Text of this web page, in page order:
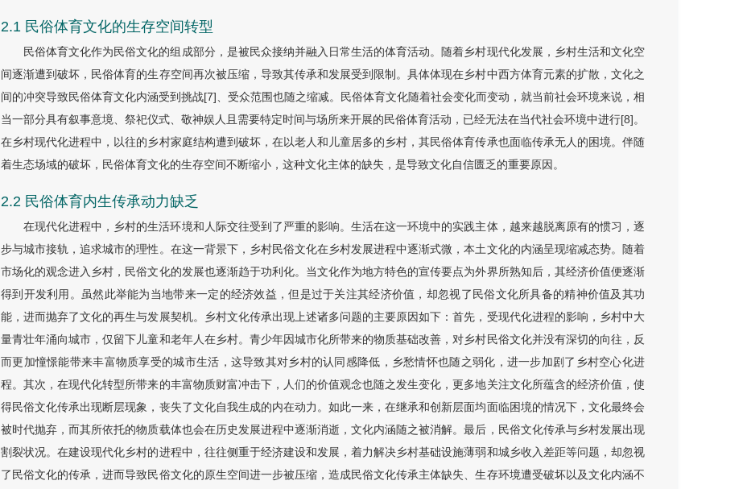
2.1 民俗体育文化的生存空间转型
民俗体育文化作为民俗文化的组成部分，是被民众接纳并融入日常生活的体育活动。随着乡村现代化发展，乡村生活和文化空
间逐渐遭到破坏，民俗体育的生存空间再次被压缩，导致其传承和发展受到限制。具体体现在乡村中西方体育元素的扩散，文化之
间的冲突导致民俗体育文化内涵受到挑战[7]、受众范围也随之缩减。民俗体育文化随着社会变化而变动，就当前社会环境来说，相
当一部分具有叙事意境、祭祀仪式、敬神娱人且需要特定时间与场所来开展的民俗体育活动，已经无法在当代社会环境中进行[8]。
在乡村现代化进程中，以往的乡村家庭结构遭到破坏，在以老人和儿童居多的乡村，其民俗体育传承也面临传承无人的困境。伴随
着生态场域的破坏，民俗体育文化的生存空间不断缩小，这种文化主体的缺失，是导致文化自信匮乏的重要原因。
2.2 民俗体育内生传承动力缺乏
在现代化进程中，乡村的生活环境和人际交往受到了严重的影响。生活在这一环境中的实践主体，越来越脱离原有的惯习，逐
步与城市接轨，追求城市的理性。在这一背景下，乡村民俗文化在乡村发展进程中逐渐式微，本土文化的内涵呈现缩减态势。随着
市场化的观念进入乡村，民俗文化的发展也逐渐趋于功利化。当文化作为地方特色的宣传要点为外界所熟知后，其经济价值便逐渐
得到开发利用。虽然此举能为当地带来一定的经济效益，但是过于关注其经济价值，却忽视了民俗文化所具备的精神价值及其功
能，进而抛弃了文化的再生与发展契机。乡村文化传承出现上述诸多问题的主要原因如下：首先，受现代化进程的影响，乡村中大
量青壮年涌向城市，仅留下儿童和老年人在乡村。青少年因城市化所带来的物质基础改善，对乡村民俗文化并没有深切的向往，反
而更加憧憬能带来丰富物质享受的城市生活，这导致其对乡村的认同感降低，乡愁情怀也随之弱化，进一步加剧了乡村空心化进
程。其次，在现代化转型所带来的丰富物质财富冲击下，人们的价值观念也随之发生变化，更多地关注文化所蕴含的经济价值，使
得民俗文化传承出现断层现象，丧失了文化自我生成的内在动力。如此一来，在继承和创新层面均面临困境的情况下，文化最终会
被时代抛弃，而其所依托的物质载体也会在历史发展进程中逐渐消逝，文化内涵随之被消解。最后，民俗文化传承与乡村发展出现
割裂状况。在建设现代化乡村的进程中，往往侧重于经济建设和发展，着力解决乡村基础设施薄弱和城乡收入差距等问题，却忽视
了民俗文化的传承，进而导致民俗文化的原生空间进一步被压缩，造成民俗文化传承主体缺失、生存环境遭受破坏以及文化内涵不